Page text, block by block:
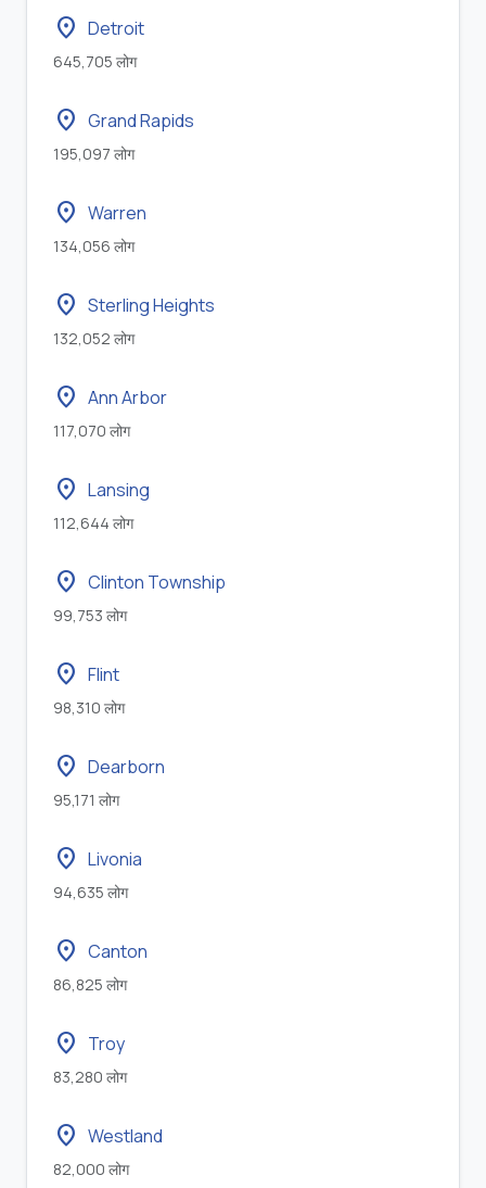
location_on Detroit
645,705 लोग
location_on Grand Rapids
195,097 लोग
location_on Warren
134,056 लोग
location_on Sterling Heights
132,052 लोग
location_on Ann Arbor
117,070 लोग
location_on Lansing
112,644 लोग
location_on Clinton Township
99,753 लोग
location_on Flint
98,310 लोग
location_on Dearborn
95,171 लोग
location_on Livonia
94,635 लोग
location_on Canton
86,825 लोग
location_on Troy
83,280 लोग
location_on Westland
82,000 लोग